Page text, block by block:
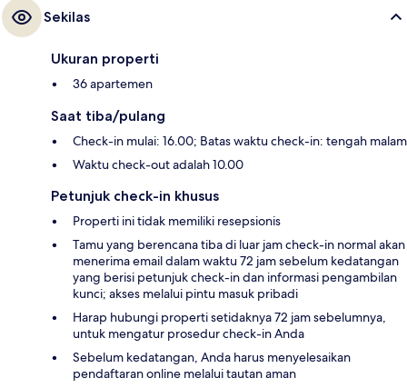
Sekilas
Ukuran properti
36 apartemen
Saat tiba/pulang
Check-in mulai: 16.00; Batas waktu check-in: tengah malam
Waktu check-out adalah 10.00
Petunjuk check-in khusus
Properti ini tidak memiliki resepsionis
Tamu yang berencana tiba di luar jam check-in normal akan
menerima email dalam waktu 72 jam sebelum kedatangan
yang berisi petunjuk check-in dan informasi pengambilan
kunci; akses melalui pintu masuk pribadi
Harap hubungi properti setidaknya 72 jam sebelumnya,
untuk mengatur prosedur check-in Anda
Sebelum kedatangan, Anda harus menyelesaikan
pendaftaran online melalui tautan aman